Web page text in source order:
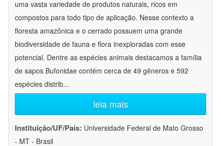
uma vasta variedade de produtos naturais, ricos em
compostos para todo tipo de aplicação. Nesse contexto a
floresta amazônica e o cerrado possuem uma grande
biodiversidade de fauna e flora inexploradas com esse
potencial. Dentre as espécies animais destacamos a família
de sapos Bufonidae contém cerca de 49 gêneros e 592
espécies distrib...
leia mais
Instituição/UF/País: Universidade Federal de Mato Grosso
- MT - Brasil